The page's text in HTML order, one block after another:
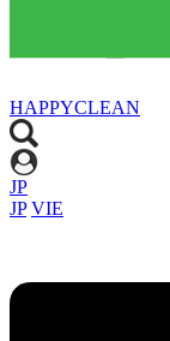
HAPPYCLEAN
JP
JP VIE